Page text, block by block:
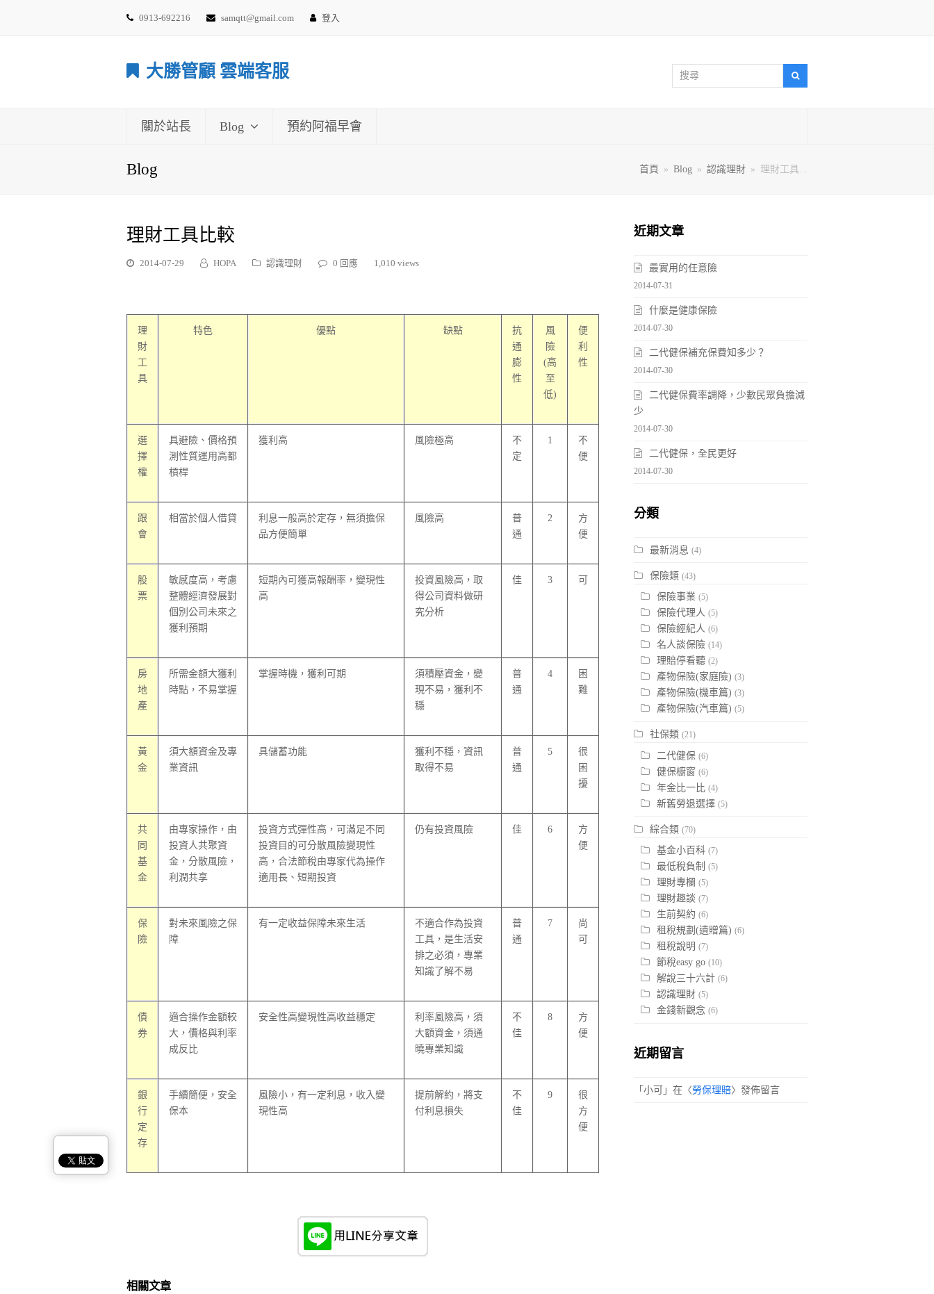
0913-692216 samqtt@gmail.com 登入
大勝管顧 雲端客服
搜
尋
關於站長 Blog 預約阿福早會
Blog 首頁 » Blog » 認識理財 » 理財工具...
理財工具比較
2014-07-29 HOPA 認識理財 0 回應 1,010 views
理
財
工
具
特色 優點 缺點
抗
通
膨
性
風
險
(高
至
低)
便
利
性
選
擇
權
具避險、價格預
測性質運用高都
槓桿
獲利高 風險極高
不
定
1
不
便
跟
會
相當於個人借貸
利息一般高於定存，無須擔保
品方便簡單
風險高
普
通
2
方
便
股
票
敏感度高，考慮
整體經濟發展對
個別公司未來之
獲利預期
短期內可獲高報酬率，變現性
高
投資風險高，取
得公司資料做研
究分析
佳 3 可
房
地
產
所需金額大獲利
時點，不易掌握
掌握時機，獲利可期
須積壓資金，變
現不易，獲利不
穩
普
通
4
困
難
黃
金
須大額資金及專
業資訊
具儲蓄功能
獲利不穩，資訊
取得不易
普
通
5
很
困
擾
共
同
基
金
由專家操作，由
投資人共聚資
金，分散風險，
利潤共享
投資方式彈性高，可滿足不同
投資目的可分散風險變現性
高，合法節稅由專家代為操作
適用長、短期投資
仍有投資風險 佳 6
方
便
保
險
對未來風險之保
障
有一定收益保障未來生活
不適合作為投資
工具，是生活安
排之必須，專業
知識了解不易
普
通
7
尚
可
債
券
適合操作金額較
大，價格與利率
成反比
安全性高變現性高收益穩定
利率風險高，須
大額資金，須通
曉專業知識
不
佳
8
方
便
銀
行
定
存
手續簡便，安全
保本
風險小，有一定利息，收入變
現性高
提前解約，將支
付利息損失
不
佳
9
很
方
便
相關文章
近期文章
最實用的任意險
2014-07-31
什麼是健康保險
2014-07-30
二代健保補充保費知多少？
2014-07-30
二代健保費率調降，少數民眾負擔減
少
2014-07-30
二代健保，全民更好
2014-07-30
分類
最新消息 (4)
保險類 (43)
保險事業 (5)
保險代理人 (5)
保險經紀人 (6)
名人談保險 (14)
理賠停看聽 (2)
產物保險(家庭險) (3)
產物保險(機車篇) (3)
產物保險(汽車篇) (5)
社保類 (21)
二代健保 (6)
健保櫥窗 (6)
年金比一比 (4)
新舊勞退選擇 (5)
綜合類 (70)
基金小百科 (7)
最低稅負制 (5)
理財專欄 (5)
理財趣談 (7)
生前契約 (6)
租稅規劃(遺贈篇) (6)
租稅說明 (7)
節稅easy go (10)
解說三十六計 (6)
認識理財 (5)
金錢新觀念 (6)
近期留言
「 小可 」在〈勞保理賠〉發佈留言